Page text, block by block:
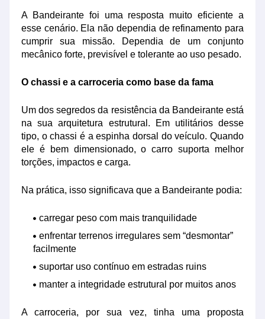
A Bandeirante foi uma resposta muito eficiente a
esse cenário. Ela não dependia de refinamento para
cumprir sua missão. Dependia de um conjunto
mecânico forte, previsível e tolerante ao uso pesado.
O chassi e a carroceria como base da fama
Um dos segredos da resistência da Bandeirante está
na sua arquitetura estrutural. Em utilitários desse
tipo, o chassi é a espinha dorsal do veículo. Quando
ele é bem dimensionado, o carro suporta melhor
torções, impactos e carga.
Na prática, isso significava que a Bandeirante podia:
carregar peso com mais tranquilidade
enfrentar terrenos irregulares sem “desmontar”
facilmente
suportar uso contínuo em estradas ruins
manter a integridade estrutural por muitos anos
A carroceria, por sua vez, tinha uma proposta